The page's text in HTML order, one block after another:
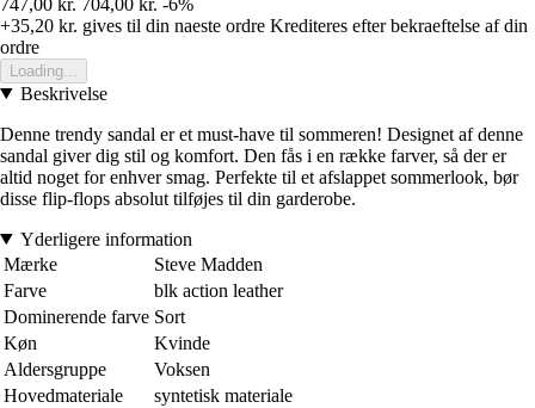
747,00 kr. 704,00 kr. -6%
+35,20 kr. gives til din naeste ordre Krediteres efter bekraeftelse af din
ordre
Loading...
Beskrivelse
Denne trendy sandal er et must-have til sommeren! Designet af denne
sandal giver dig stil og komfort. Den fås i en række farver, så der er
altid noget for enhver smag. Perfekte til et afslappet sommerlook, bør
disse flip-flops absolut tilføjes til din garderobe.
Yderligere information
Mærke
Steve Madden
Farve
blk action leather
Dominerende farve Sort
Køn
Kvinde
Aldersgruppe
Voksen
Hovedmateriale
syntetisk materiale